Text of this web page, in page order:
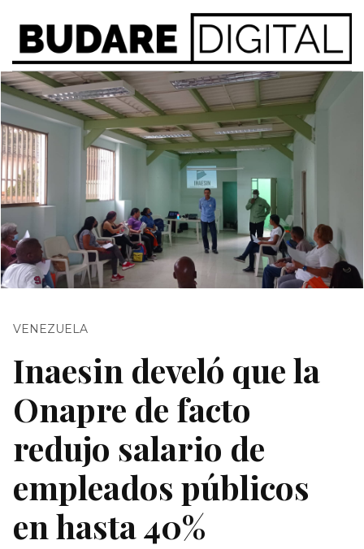
VENEZUELA
Inaesin develó que la
Onapre de facto
redujo salario de
empleados públicos
en hasta 40%